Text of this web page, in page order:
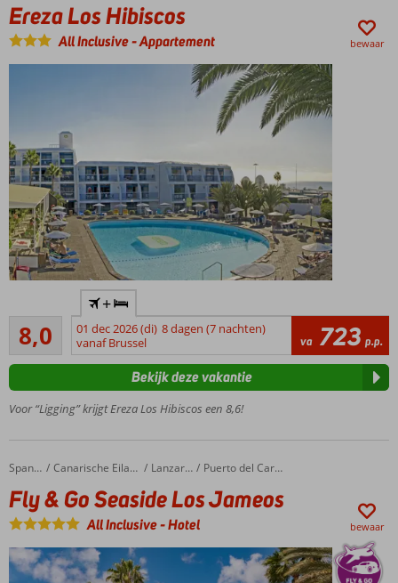
Ereza Los Hibiscos
All Inclusive-Appartement bewaar
Uitstekende
vakantiedeal!
Geliefd
complex,
midden
centrum
op ca. 150
kwaliteitverhouding
2-
zeezicht met
fantastisch uitzicht
8,0Zeer goed
124
beoordelingen
+
01 dec 2026 (di) 8 dagen (7 nachten)
vanaf Brussel
va 723 p.p.
Voor “Ligging” krijgt Ereza Los Hibiscos een 8,6!
Bekijk deze vakantie
Home Spanje Canarische Eilanden Lanzarote Puerto del Carmen
Fly & Go Seaside Los Jameos
Fly & Go Seaside Los Jameos
All Inclusive-Hotel bewaar